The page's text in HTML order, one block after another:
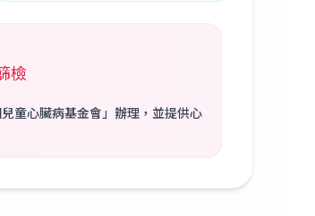
檢
童心臟病基金會」辦理，並提供心